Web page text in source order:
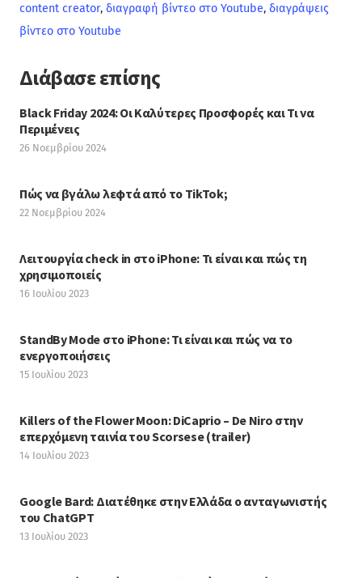
content creator, διαγραφή βίντεο στο Youtube, διαγράψεις
βίντεο στο Youtube
Διάβασε επίσης
Black Friday 2024: Οι Καλύτερες Προσφορές και Τι να
Περιμένεις
26 Νοεμβρίου 2024
Πώς να βγάλω λεφτά από το TikTok;
22 Νοεμβρίου 2024
Λειτουργία check in στο iPhone: Τι είναι και πώς τη
χρησιμοποιείς
16 Ιουλίου 2023
StandBy Mode στο iPhone: Τι είναι και πώς να το
ενεργοποιήσεις
15 Ιουλίου 2023
Killers of the Flower Moon: DiCaprio – De Niro στην
επερχόμενη ταινία του Scorsese (trailer)
14 Ιουλίου 2023
Google Bard: Διατέθηκε στην Ελλάδα ο ανταγωνιστής
του ChatGPT
13 Ιουλίου 2023